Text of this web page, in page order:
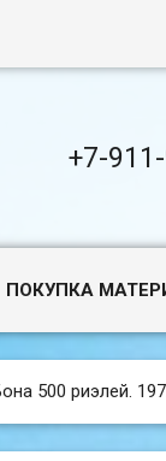
+7-
ПОКУПКА
500 риэлей.